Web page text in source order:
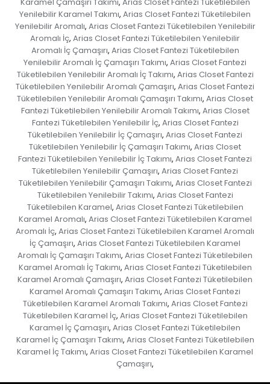
Yenilebilir Karamel Takımı, Arias Closet Fantezi Tüketilebilen
Yenilebilir Aromalı, Arias Closet Fantezi Tüketilebilen Yenilebilir
Aromalı İç, Arias Closet Fantezi Tüketilebilen Yenilebilir
Aromalı İç Çamaşırı, Arias Closet Fantezi Tüketilebilen
Yenilebilir Aromalı İç Çamaşırı Takımı, Arias Closet Fantezi
Tüketilebilen Yenilebilir Aromalı İç Takımı, Arias Closet Fantezi
Tüketilebilen Yenilebilir Aromalı Çamaşırı, Arias Closet Fantezi
Tüketilebilen Yenilebilir Aromalı Çamaşırı Takımı, Arias Closet
Fantezi Tüketilebilen Yenilebilir Aromalı Takımı, Arias Closet
Fantezi Tüketilebilen Yenilebilir İç, Arias Closet Fantezi
Tüketilebilen Yenilebilir İç Çamaşırı, Arias Closet Fantezi
Tüketilebilen Yenilebilir İç Çamaşırı Takımı, Arias Closet
Fantezi Tüketilebilen Yenilebilir İç Takımı, Arias Closet Fantezi
Tüketilebilen Yenilebilir Çamaşırı, Arias Closet Fantezi
Tüketilebilen Yenilebilir Çamaşırı Takımı, Arias Closet Fantezi
Tüketilebilen Yenilebilir Takımı, Arias Closet Fantezi
Tüketilebilen Karamel, Arias Closet Fantezi Tüketilebilen
Karamel Aromalı, Arias Closet Fantezi Tüketilebilen Karamel
Aromalı İç, Arias Closet Fantezi Tüketilebilen Karamel Aromalı
İç Çamaşırı, Arias Closet Fantezi Tüketilebilen Karamel
Aromalı İç Çamaşırı Takımı, Arias Closet Fantezi Tüketilebilen
Karamel Aromalı İç Takımı, Arias Closet Fantezi Tüketilebilen
Karamel Aromalı Çamaşırı, Arias Closet Fantezi Tüketilebilen
Karamel Aromalı Çamaşırı Takımı, Arias Closet Fantezi
Tüketilebilen Karamel Aromalı Takımı, Arias Closet Fantezi
Tüketilebilen Karamel İç, Arias Closet Fantezi Tüketilebilen
Karamel İç Çamaşırı, Arias Closet Fantezi Tüketilebilen
Karamel İç Çamaşırı Takımı, Arias Closet Fantezi Tüketilebilen
Karamel İç Takımı, Arias Closet Fantezi Tüketilebilen Karamel
Çamaşırı,